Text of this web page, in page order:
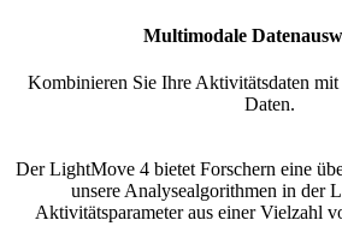
Multimodale
Kombinieren Sie Ihre Aktivitätsdaten
Daten.
Der LightMove 4 bietet Forschern eine
unsere Analysealgorithmen in der
Aktivitätsparameter aus einer Vielzahl